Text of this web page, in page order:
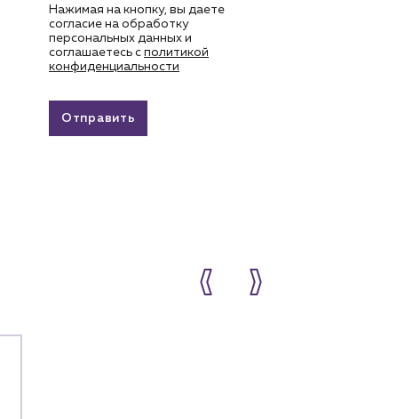
Нажимая на кнопку, вы даете
согласие на обработку
персональных данных и
соглашаетесь c политикой
конфиденциальности
Отправить